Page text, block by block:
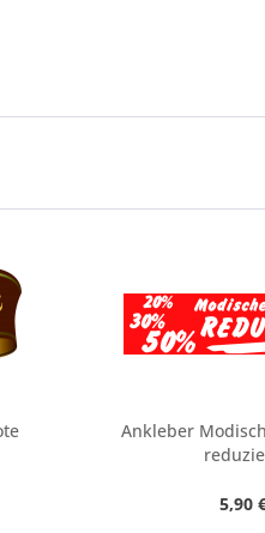
Ankleber
5,90